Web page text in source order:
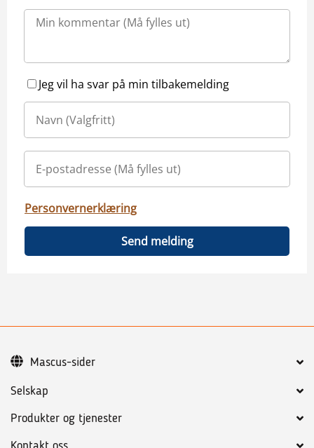
Jeg vil ha svar på min tilbakemelding
Personvernerklæring
Send melding
Selskap
Produkter og tjenester
Mascus-sider